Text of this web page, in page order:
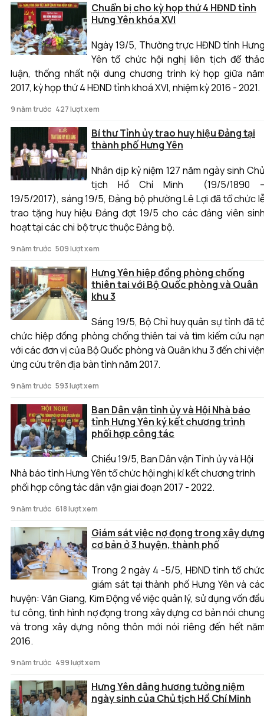
Chuẩn bị cho kỳ họp thứ 4 HĐND tỉnh
Hưng Yên khóa XVI
Ngày 19/5, Thường trực HĐND tỉnh
Yên tổ chức hội nghị liên tịch để
luận, thống nhất nội dung chương trình kỳ họp giữa
2017, kỳ họp thứ 4 HĐND tỉnh khoá XVI, nhiệm kỳ 2016 - 2021.
9 năm trước 427 lượt xem
Bí thư Tỉnh ủy trao huy hiệu Đảng tại
thành phố Hưng Yên
Nhân dịp kỷ niệm 127 năm ngày sinh
tịch Hồ Chí Minh (19/5/1890
19/5/2017), sáng 19/5, Đảng bộ phường Lê Lợi đã tổ chức
trao tặng huy hiệu Đảng đợt 19/5 cho các đảng viên
hoạt tại các chi bộ trực thuộc Đảng bộ.
9 năm trước 509 lượt xem
Hưng Yên hiệp đồng phòng chống
thiên tai với Bộ Quốc phòng và Quân
khu 3
Sáng 19/5, Bộ Chỉ huy quân sự tỉnh đã
chức hiệp đồng phòng chống thiên tai và tìm kiếm cứu
với các đơn vị của Bộ Quốc phòng và Quân khu 3 đến chi
ứng cứu trên địa bàn tỉnh năm 2017.
9 năm trước 593 lượt xem
Ban Dân vận tỉnh ủy và Hội Nhà báo
tỉnh Hưng Yên ký kết chương trình
phối hợp công tác
Chiều 19/5, Ban Dân vận Tỉnh ủy và Hội
Nhà báo tỉnh Hưng Yên tổ chức hội nghị kí kết chương trình
phối hợp công tác dân vận giai đoạn 2017 - 2022.
9 năm trước 618 lượt xem
Giám sát việc nợ đọng trong xây dựng
cơ bản ở 3 huyện, thành phố
Trong 2 ngày 4 -5/5, HĐND tỉnh tổ
giám sát tại thành phố Hưng Yên và
huyện: Văn Giang, Kim Động về việc quản lý, sử dụng vốn
tư công, tình hình nợ đọng trong xây dựng cơ bản nói
và trong xây dựng nông thôn mới nói riêng đến hết
2016.
9 năm trước 499 lượt xem
Hưng Yên dâng hương tưởng niệm
ngày sinh của Chủ tịch Hồ Chí Minh